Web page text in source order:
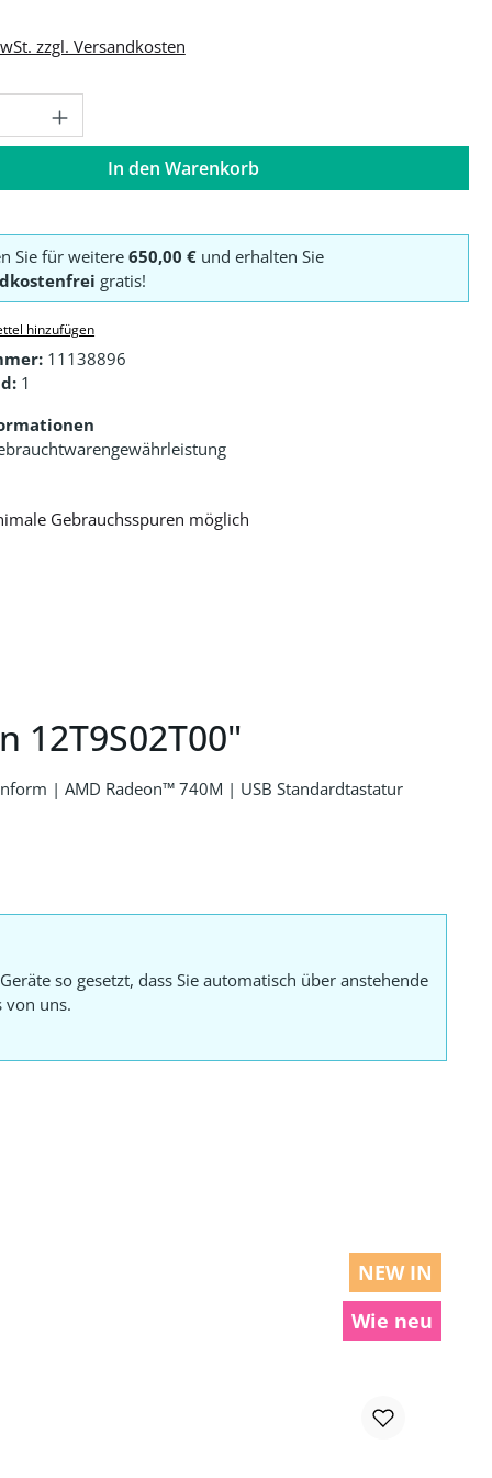
zzgl. Versandkosten
Anzahl: Gib den gewünschten Wert
In den Warenkorb
Sie für weitere 650,00 €und erhalten Sie
gratis!
hinzufügen
11138896
1
Gebrauchsspuren möglich
12T9S02T00"
| AMD Radeon™ 740M | USB Standardtastatur
so gesetzt, dass Sie automatisch über anstehende
von uns.
NEW IN
Wie neu